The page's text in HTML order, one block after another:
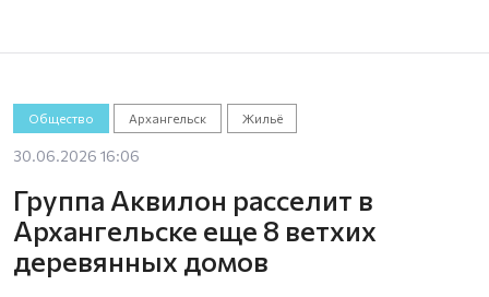
Общество Архангельск Жильё
30.06.2026 16:06
Группа Аквилон расселит в
Архангельске еще 8 ветхих
деревянных домов